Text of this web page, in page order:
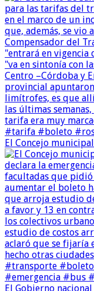
El Concejo
El Gobierno